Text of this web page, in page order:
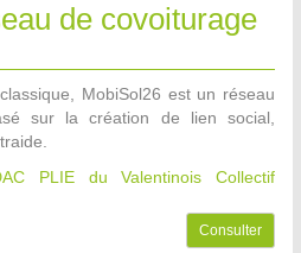
de covoiturage
MobiSol26 est un réseau
sur la création de lien social,
PLIE du Valentinois
Collectif
Consulter